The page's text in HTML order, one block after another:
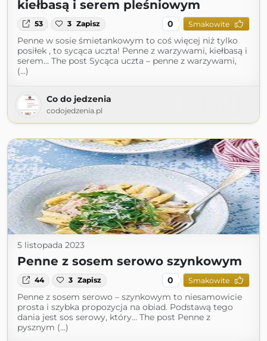
kiełbasą i serem pleśniowym
53 3 Zapisz 0 Smakowite
Penne w sosie śmietankowym to coś więcej niż tylko
posiłek , to sycąca uczta! Penne z warzywami, kiełbasą i
serem… The post Sycąca uczta – penne z warzywami,
(...)
Co do jedzenia
codojedzenia.pl
5 listopada 2023
Penne z sosem serowo szynkowym
44 3 Zapisz 0 Smakowite
Penne z sosem serowo – szynkowym to niesamowicie
prosta i szybka propozycja na obiad. Podstawą tego
dania jest sos serowy, który… The post Penne z
pysznym (...)